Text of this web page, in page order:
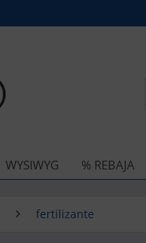
WYSIWYG % REBAJA
fertilizante